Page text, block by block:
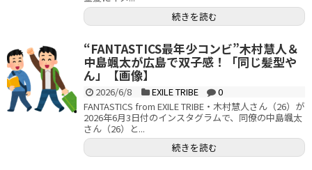
続きを読む
“FANTASTICS最年少コンビ”木村慧人＆
中島颯太が広島で双子感！「同じ髪型や
ん」【画像】
2026/6/8 EXILE TRIBE
0
FANTASTICS from EXILE TRIBE・木村慧人さん（26）が
2026年6月3日付のインスタグラムで、同僚の中島颯太
さん（26）と...
続きを読む